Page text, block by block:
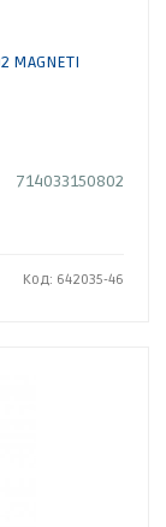
714033150802
Код: 642035-46